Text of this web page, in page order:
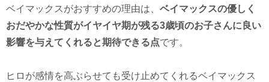
ベイマックスがおすすめの理由は、 ベイマックスの優しく
おだやかな性質がイヤイヤ期が残る3歳頃のお子さんに良い
影響を与えてくれると期待できる点です。
ヒロが感情を高ぶらせても受け止めてくれるベイマックス